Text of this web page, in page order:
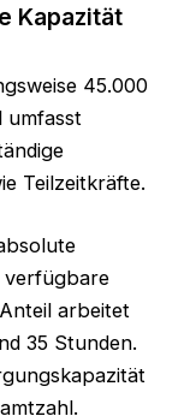
Kapazität
45.000
umfasst
Teilzeitkräfte.
verfügbare
arbeitet
35 Stunden.